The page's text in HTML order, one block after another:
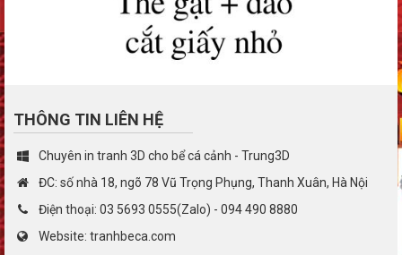
THÔNG TIN LIÊN HỆ
Chuyên in tranh 3D cho bể cá cảnh - Trung3D
ĐC: số nhà 18, ngõ 78 Vũ Trọng Phụng, Thanh Xuân, Hà Nội
Điện thoại: 03 5693 0555(Zalo) - 094 490 8880
Website: tranhbeca.com